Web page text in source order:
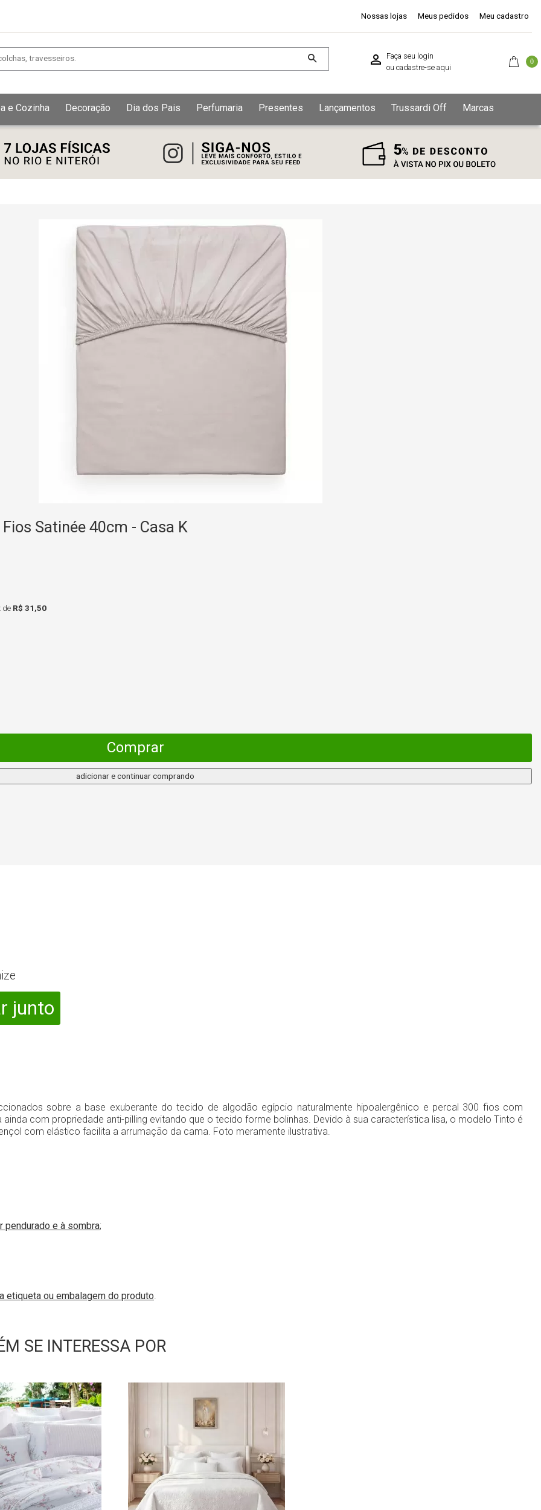
Nossas lojas Meus pedidos Meu cadastro
Faça seu login
ou cadastre-se aqui
0
e Cozinha Decoração Dia dos Pais Perfumaria Presentes Lançamentos Trussardi Off Marcas
Satinée 40cm - Casa K
de R$ 31,50
Comprar
adicionar e continuar comprando
junto
sobre a base exuberante do tecido de algodão egípcio naturalmente hipoalergênico e percal 300 fios com
com propriedade anti-pilling evitando que o tecido forme bolinhas. Devido à sua característica lisa, o modelo Tinto é
com elástico facilita a arrumação da cama. Foto meramente ilustrativa.
pendurado e à sombra;
etiqueta ou embalagem do produto.
SE INTERESSA POR